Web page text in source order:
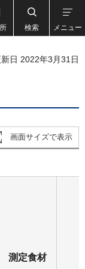
検索 メニュー
日 2022年3月31日
画面サイズで表示
測定食材